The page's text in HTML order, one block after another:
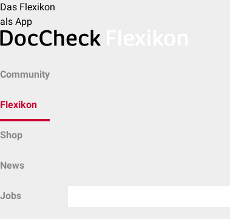
Das Flexikon
als App
Community
Flexikon
Shop
News
Jobs